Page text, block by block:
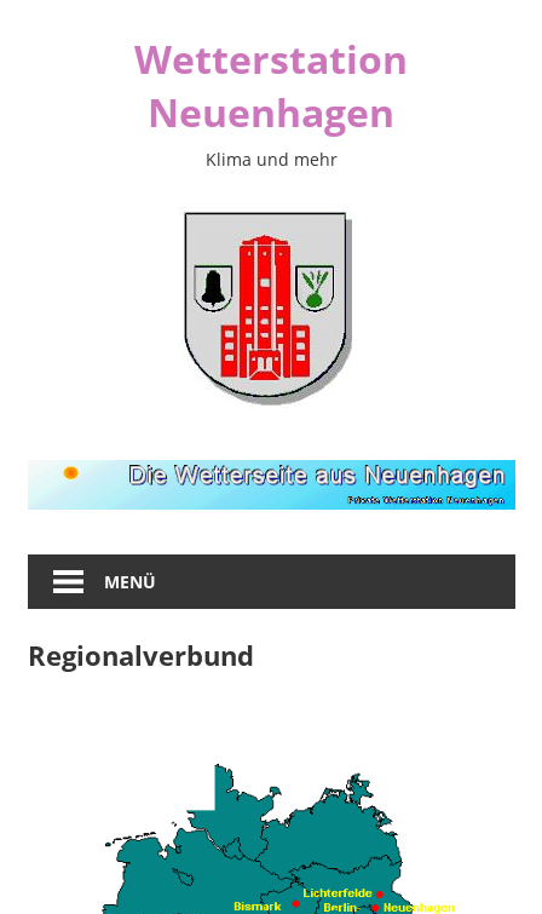
Wetterstation
Neuenhagen
Klima und mehr
MENÜ
Regionalverbund